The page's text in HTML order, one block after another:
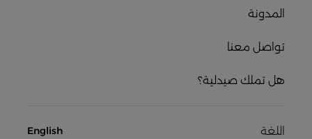
المدونة
تواصل معنا
هل تملك صيدلية؟
اللغة English